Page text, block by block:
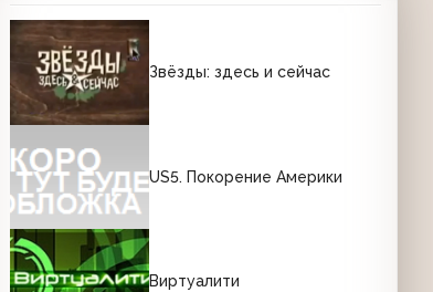
Звёзды: здесь и сейчас
US5. Покорение Америки
Виртуалити